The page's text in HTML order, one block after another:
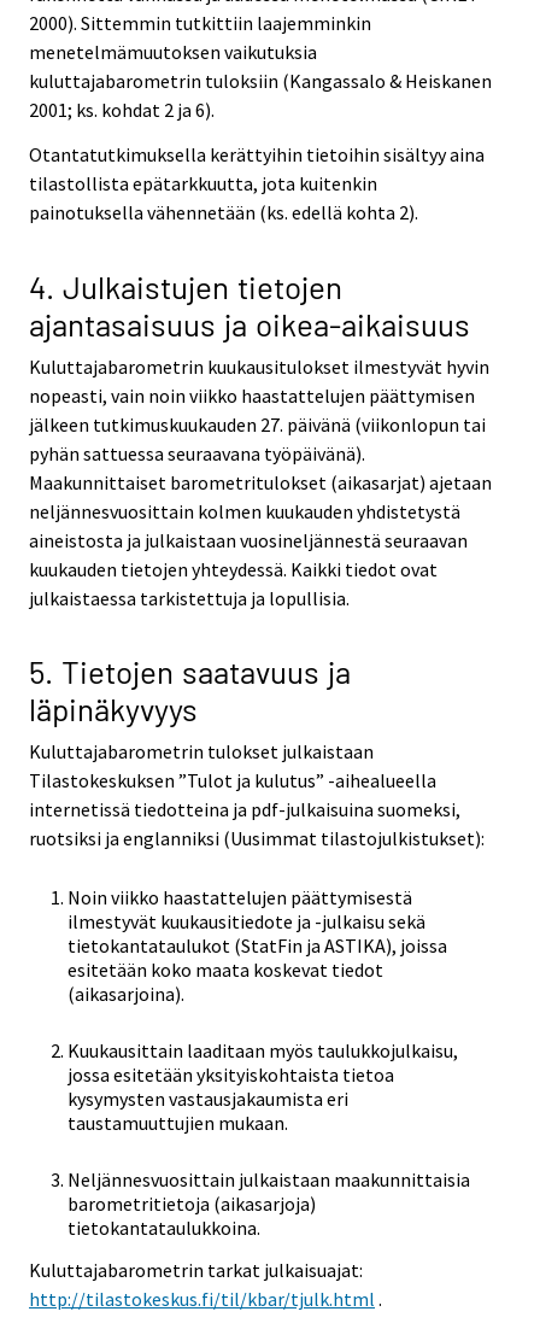
2000). Sittemmin tutkittiin laajemminkin
menetelmämuutoksen vaikutuksia
kuluttajabarometrin tuloksiin (Kangassalo & Heiskanen
2001; ks. kohdat 2 ja 6).
Otantatutkimuksella kerättyihin tietoihin sisältyy aina
tilastollista epätarkkuutta, jota kuitenkin
painotuksella vähennetään (ks. edellä kohta 2).
4. Julkaistujen tietojen
ajantasaisuus ja oikea-aikaisuus
Kuluttajabarometrin kuukausitulokset ilmestyvät hyvin
nopeasti, vain noin viikko haastattelujen päättymisen
jälkeen tutkimuskuukauden 27. päivänä (viikonlopun tai
pyhän sattuessa seuraavana työpäivänä).
Maakunnittaiset barometritulokset (aikasarjat) ajetaan
neljännesvuosittain kolmen kuukauden yhdistetystä
aineistosta ja julkaistaan vuosineljännestä seuraavan
kuukauden tietojen yhteydessä. Kaikki tiedot ovat
julkaistaessa tarkistettuja ja lopullisia.
5. Tietojen saatavuus ja
läpinäkyvyys
Kuluttajabarometrin tulokset julkaistaan
Tilastokeskuksen ”Tulot ja kulutus” -aihealueella
internetissä tiedotteina ja pdf-julkaisuina suomeksi,
ruotsiksi ja englanniksi (Uusimmat tilastojulkistukset):
Noin viikko haastattelujen päättymisestä
ilmestyvät kuukausitiedote ja -julkaisu sekä
tietokantataulukot (StatFin ja ASTIKA), joissa
esitetään koko maata koskevat tiedot
(aikasarjoina).
Kuukausittain laaditaan myös taulukkojulkaisu,
jossa esitetään yksityiskohtaista tietoa
kysymysten vastausjakaumista eri
taustamuuttujien mukaan.
Neljännesvuosittain julkaistaan maakunnittaisia
barometritietoja (aikasarjoja)
tietokantataulukkoina.
Kuluttajabarometrin tarkat julkaisuajat:
http://tilastokeskus.fi/til/kbar/tjulk.html .